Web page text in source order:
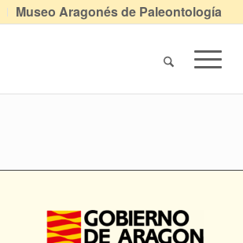
Museo Aragonés de Paleontología